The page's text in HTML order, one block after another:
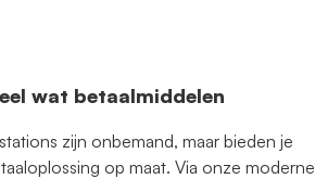
wat betaalmiddelen
zijn onbemand, maar bieden je
op maat. Via onze moderne